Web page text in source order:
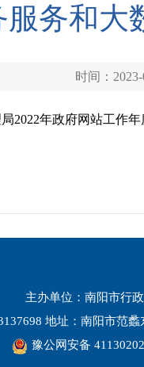
务和大
时间：
2022年政府网站工作年
主办单位：南阳市行
地址：南阳市范
豫公网安备